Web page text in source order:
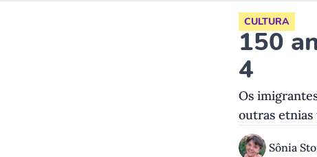
CULTURA
150
4
Os
outras
Sônia